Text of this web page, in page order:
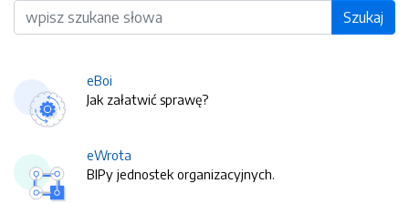
Wyszukiwarka Szukaj
eBoi
Jak załatwić sprawę?
eWrota
BIPy jednostek organizacyjnych.